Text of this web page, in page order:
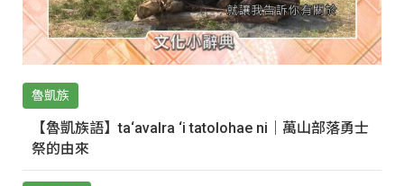
魯凱族
【魯凱族語】ta‘avalra ‘i tatolohae ni｜萬山部落勇士
祭的由來